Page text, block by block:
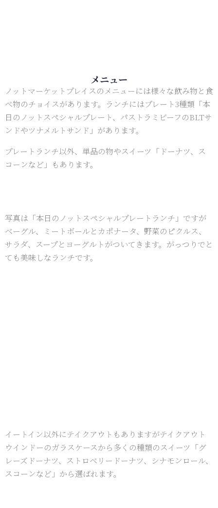
メニュー
ノットマーケットプレイスのメニューには様々な飲み物と食
べ物のチョイスがあります。ランチにはプレート3種類「本
日のノットスペシャルプレート、パストラミビーフのBLTサ
ンドやツナメルトサンド」があります。
プレートランチ以外、単品の物やスイーツ「ドーナツ、ス
コーンなど」もあります。
写真は「本日のノットスペシャルプレートランチ」ですが
ベーグル、ミートボールとカポナータ、野菜のピクルス、
サラダ、スープとヨーグルトがついてきます。がっつりでと
ても美味しなランチです。
イートイン以外にテイクアウトもありますがテイクアウト
ウインドーのガラスケースから多くの種類のスイーツ「グ
レーズドーナツ、ストロベリードーナツ、シナモンロール、
スコーンなど」から選ばれます。